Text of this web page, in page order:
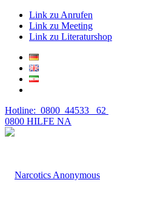
Link zu Anrufen
Link zu Meeting
Link zu Literaturshop
Hotline: 0800 44533 62
0800 HILFE NA